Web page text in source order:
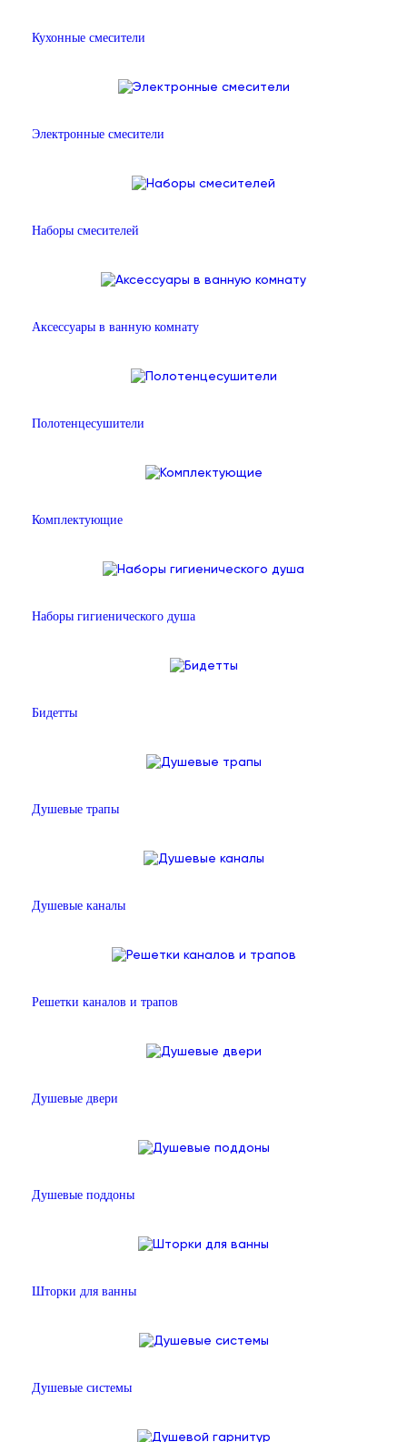
Кухонные смесители
Электронные смесители
Наборы смесителей
Аксессуары в ванную комнату
Полотенцесушители
Комплектующие
Наборы гигиенического душа
Бидетты
Душевые трапы
Душевые каналы
Решетки каналов и трапов
Душевые двери
Душевые поддоны
Шторки для ванны
Душевые системы